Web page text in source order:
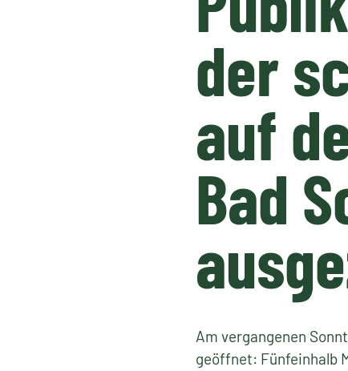
der
auf
Bad
Am vergangenen
geöffnet: Fünfeinhalb